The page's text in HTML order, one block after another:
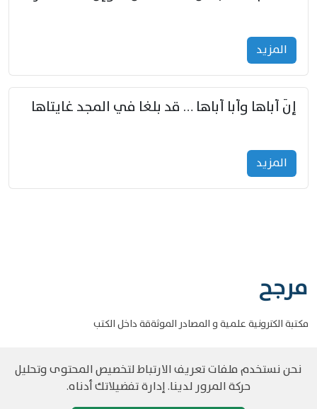
المزید
إنّ أباها وأبا أباها … قد بلغا في المجد غايتاها
المزید
مرجح
مكتبة الكترونية علمية و المصادر الموثةقة داخل الكتب
نحن نستخدم ملفات تعريف الارتباط لتخصيص المحتوى وتحليل
حركة المرور لدينا. إدارة تفضيلاتك أدناه.